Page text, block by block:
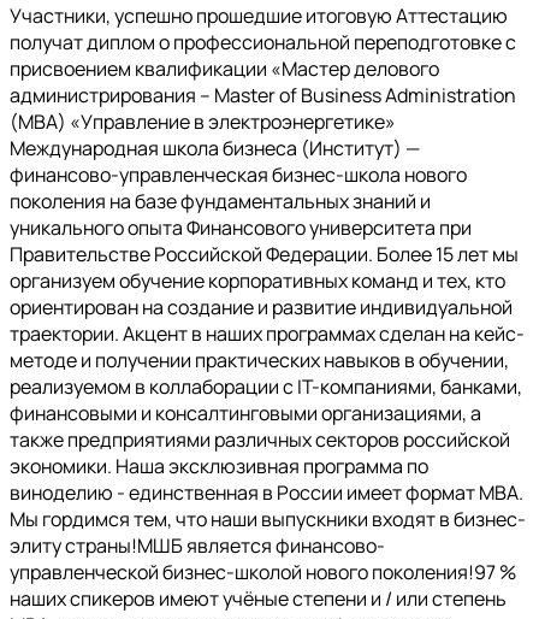
Участники, успешно прошедшие итоговую Аттестацию
получат диплом о профессиональной переподготовке с
присвоением квалификации «Мастер делового
администрирования – Master of Business Administration
(МВА) «Управление в электроэнергетике»
Международная школа бизнеса (Институт) —
финансово-управленческая бизнес-школа нового
поколения на базе фундаментальных знаний и
уникального опыта Финансового университета при
Правительстве Российской Федерации. Более 15 лет мы
организуем обучение корпоративных команд и тех, кто
ориентирован на создание и развитие индивидуальной
траектории.​ Акцент в наших программах сделан на кейс-
методе и получении практических навыков в обучении,
реализуемом в коллаборации с IT-компаниями, банками,
финансовыми и консалтинговыми организациями, а
также предприятиями различных секторов российской
экономики. Наша эксклюзивная программа по
виноделию - единственная в России имеет формат MBA.
Мы гордимся тем, что наши выпускники входят в бизнес-
элиту страны!МШБ является финансово-
управленческой бизнес-школой нового поколения!97 %
наших спикеров имеют учёные степени и / или степень